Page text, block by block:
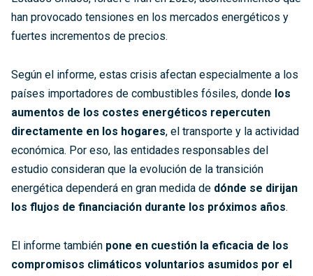
han provocado tensiones en los mercados energéticos y
fuertes incrementos de precios.
Según el informe, estas crisis afectan especialmente a los
países importadores de combustibles fósiles, donde los
aumentos de los costes energéticos repercuten
directamente en los hogares, el transporte y la actividad
económica. Por eso, las entidades responsables del
estudio consideran que la evolución de la transición
energética dependerá en gran medida de dónde se dirijan
los flujos de financiación durante los próximos años.
El informe también pone en cuestión la eficacia de los
compromisos climáticos voluntarios asumidos por el